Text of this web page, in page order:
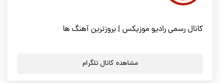
کانال رسمی رادیو موزیکس | بروزترین آهنگ ها
مشاهده کانال تلگرام